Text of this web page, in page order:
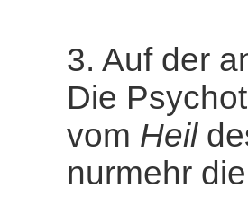
3. Auf der
Die
vom Heil
nurmehr